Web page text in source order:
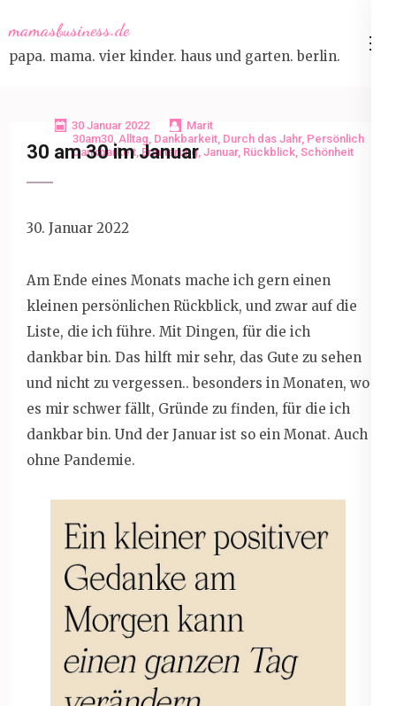
to
content
mamasbusiness.de
papa. mama. vier kinder. haus und garten. berlin.
30 Januar 2022
Marit
30am30, Alltag, Dankbarkeit, Durch das Jahr, Persönlich
Dankbarkeit,Erinnerung, Januar, Rückblick, Schönheit
30 am 30 im Januar
30. Januar 2022
Am Ende eines Monats mache ich gern einen
kleinen persönlichen Rückblick, und zwar auf die
Liste, die ich führe. Mit Dingen, für die ich
dankbar bin. Das hilft mir sehr, das Gute zu sehen
und nicht zu vergessen.. besonders in Monaten, wo
es mir schwer fällt, Gründe zu finden, für die ich
dankbar bin. Und der Januar ist so ein Monat. Auch
ohne Pandemie.